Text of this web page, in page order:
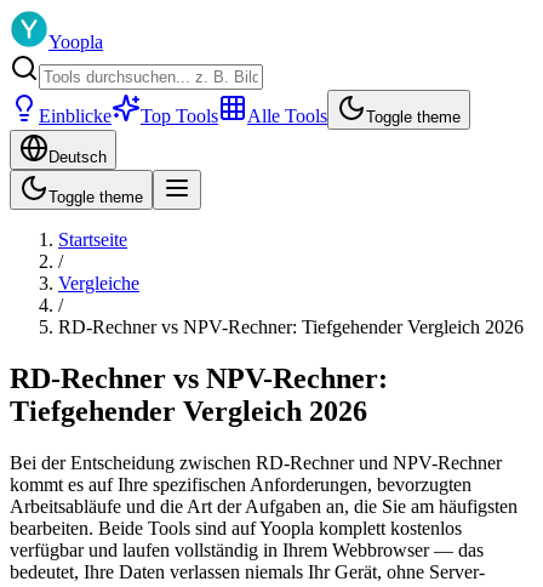
Yoopla
Einblicke Top Tools Alle Tools Toggle theme
Deutsch
Toggle theme
Startseite
/
Vergleiche
/
RD-Rechner vs NPV-Rechner: Tiefgehender Vergleich 2026
RD-Rechner vs NPV-Rechner:
Tiefgehender Vergleich 2026
Bei der Entscheidung zwischen RD-Rechner und NPV-Rechner
kommt es auf Ihre spezifischen Anforderungen, bevorzugten
Arbeitsabläufe und die Art der Aufgaben an, die Sie am häufigsten
bearbeiten. Beide Tools sind auf Yoopla komplett kostenlos
verfügbar und laufen vollständig in Ihrem Webbrowser — das
bedeutet, Ihre Daten verlassen niemals Ihr Gerät, ohne Server-